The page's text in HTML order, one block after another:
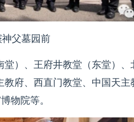
父墓园前
）、王府井教堂（东堂）、
府、西直门教堂、中国天主
物院等。